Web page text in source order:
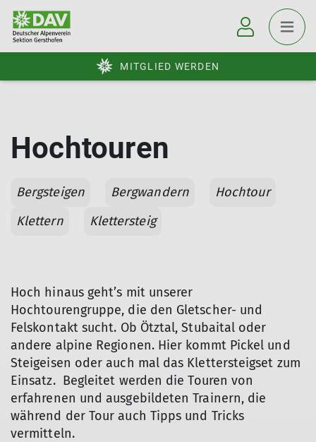
MITGLIED WERDEN
Hochtouren
Bergsteigen Bergwandern
Hochtour
Klettern
Klettersteig
Hoch hinaus geht’s mit unserer
Hochtourengruppe, die den Gletscher- und
Felskontakt sucht. Ob Ötztal, Stubaital oder
andere alpine Regionen. Hier kommt Pickel und
Steigeisen oder auch mal das Klettersteigset zum
Einsatz. Begleitet werden die Touren von
erfahrenen und ausgebildeten Trainern, die
während der Tour auch Tipps und Tricks
vermitteln.